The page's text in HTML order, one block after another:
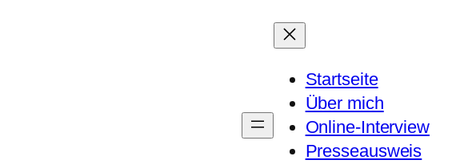
Startseite
Über mich
Online-Interview
Presseausweis